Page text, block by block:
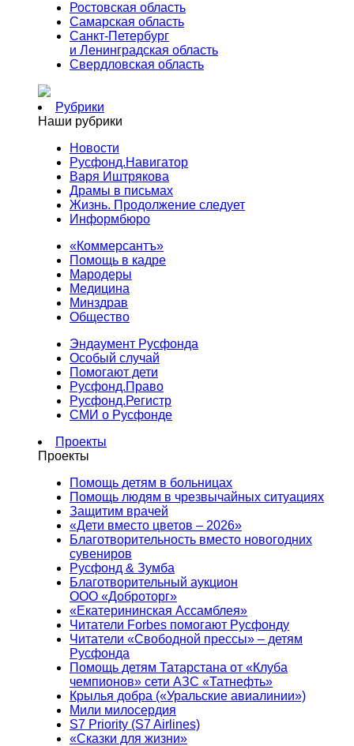
Ростовская область
Самарская область
Санкт-Петербург
и Ленинградская область
Свердловская область
Рубрики
Наши рубрики
Новости
Русфонд.Навигатор
Варя Иштрякова
Драмы в письмах
Жизнь. Продолжение следует
Информбюро
«Коммерсантъ»
Помощь в кадре
Мародеры
Медицина
Минздрав
Общество
Эндаумент Русфонда
Особый случай
Помогают дети
Русфонд.Право
Русфонд.Регистр
СМИ о Русфонде
Проекты
Проекты
Помощь детям в больницах
Помощь людям в чрезвычайных ситуациях
Защитим врачей
«Дети вместо цветов – 2026»
Благотворительность вместо новогодних
сувениров
Русфонд & Зумба
Благотворительный аукцион
ООО «Доброторг»
«Екатерининская Ассамблея»
Читатели Forbes помогают Русфонду
Читатели «Свободной прессы» – детям
Русфонда
Помощь детям Татарстана от «Клуба
чемпионов» сети АЗС «Татнефть»
Крылья добра («Уральские авиалинии»)
Мили милосердия
S7 Priority (S7 Airlines)
«Сказки для жизни»